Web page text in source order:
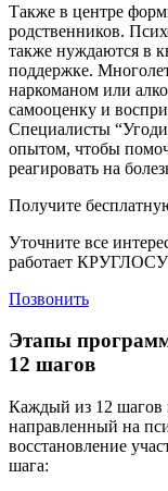
Также в центре
родственников.
также нуждаются в
поддержке.
наркоманом или
самооценку и
Специалисты
опытом, чтобы
реагировать на
Получите
Уточните все
работает
Позвонить
Этапы
12 шагов
Каждый из 12 шагов
направленный на
восстановление
шага: